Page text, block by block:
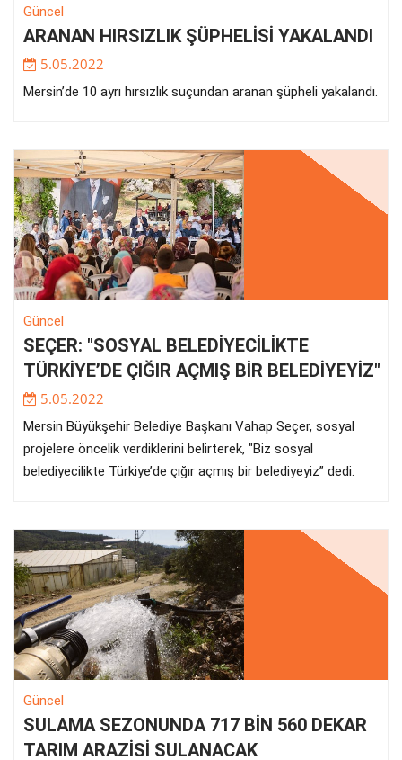
Güncel
ARANAN HIRSIZLIK ŞÜPHELİSİ YAKALANDI
5.05.2022
Mersin’de 10 ayrı hırsızlık suçundan aranan şüpheli yakalandı.
Güncel
SEÇER: "SOSYAL BELEDİYECİLİKTE
TÜRKİYE’DE ÇIĞIR AÇMIŞ BİR BELEDİYEYİZ"
5.05.2022
Mersin Büyükşehir Belediye Başkanı Vahap Seçer, sosyal
projelere öncelik verdiklerini belirterek, "Biz sosyal
belediyecilikte Türkiye’de çığır açmış bir belediyeyiz” dedi.
Güncel
SULAMA SEZONUNDA 717 BİN 560 DEKAR
TARIM ARAZİSİ SULANACAK